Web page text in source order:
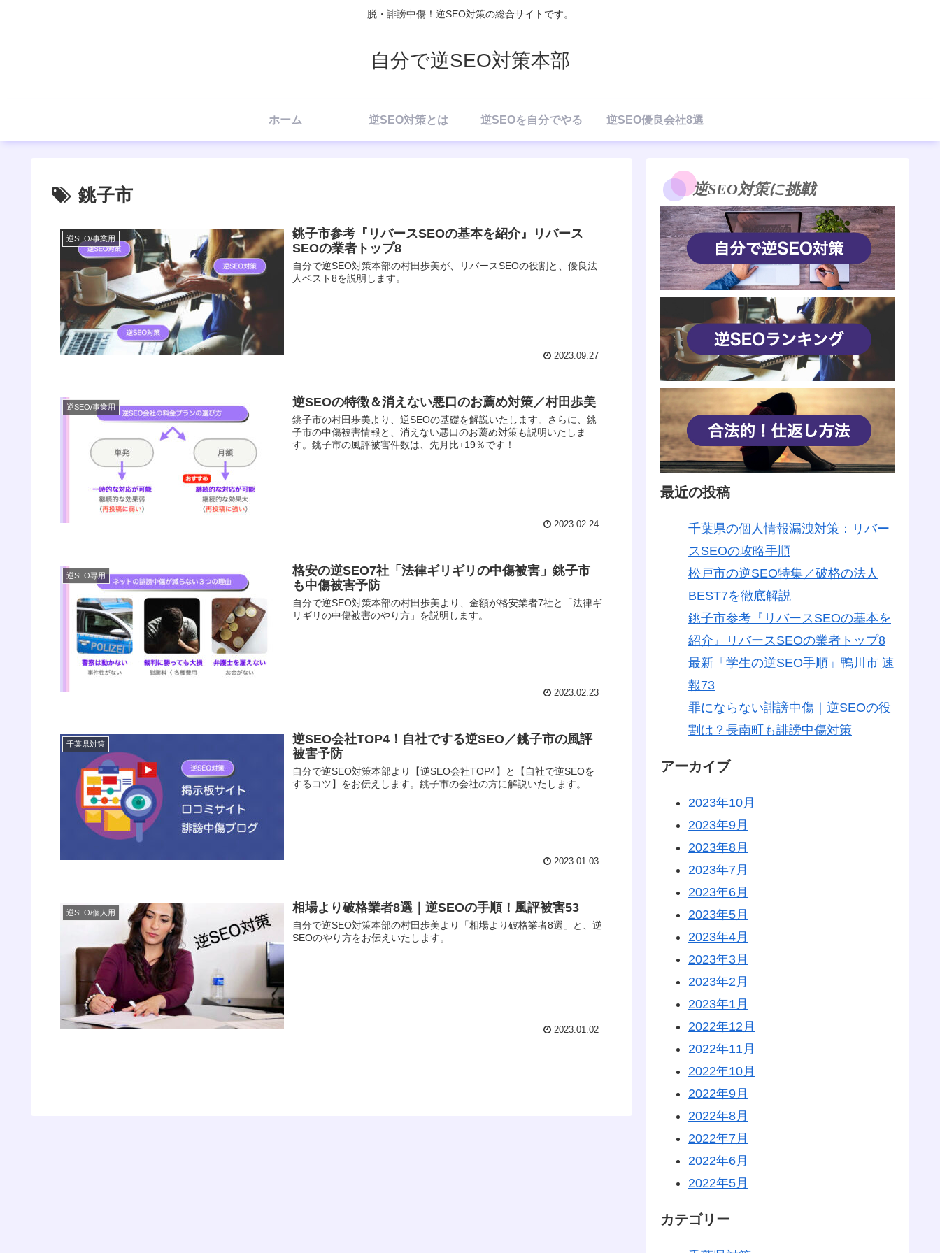
脱・誹謗中傷！逆SEO対策の総合サイトです。
自分で逆SEO対策本部
ホーム 逆SEO対策とは 逆SEOを自分でやる 逆SEO優良会社8選
銚子市
逆SEO/事業用
銚子市参考『リバースSEOの基本を紹介』リバース
SEOの業者トップ8
自分で逆SEO対策本部の村田歩美が、リバースSEOの役割と、優良法
人ベスト8を説明します。
2023.09.27
逆SEO/事業用 逆SEOの特徴＆消えない悪口のお薦め対策／村田歩美
銚子市の村田歩美より、逆SEOの基礎を解説いたします。さらに、銚
子市の中傷被害情報と、消えない悪口のお薦め対策も説明いたしま
す。銚子市の風評被害件数は、先月比+19％です！
2023.02.24
逆SEO専用
格安の逆SEO7社「法律ギリギリの中傷被害」銚子市
も中傷被害予防
自分で逆SEO対策本部の村田歩美より、金額が格安業者7社と「法律ギ
リギリの中傷被害のやり方」を説明します。
2023.02.23
千葉県対策
逆SEO会社TOP4！自社でする逆SEO／銚子市の風評
被害予防
自分で逆SEO対策本部より【逆SEO会社TOP4】と【自社で逆SEOを
するコツ】をお伝えします。銚子市の会社の方に解説いたします。
2023.01.03
逆SEO/個人用 相場より破格業者8選｜逆SEOの手順！風評被害53
自分で逆SEO対策本部の村田歩美より「相場より破格業者8選」と、逆
SEOのやり方をお伝えいたします。
2023.01.02
逆SEO対策に挑戦
最近の投稿
千葉県の個人情報漏洩対策：リバー
スSEOの攻略手順
松戸市の逆SEO特集／破格の法人
BEST7を徹底解説
銚子市参考『リバースSEOの基本を
紹介』リバースSEOの業者トップ8
最新「学生の逆SEO手順」鴨川市 速
報73
罪にならない誹謗中傷｜逆SEOの役
割は？長南町も誹謗中傷対策
アーカイブ
2023年10月
2023年9月
2023年8月
2023年7月
2023年6月
2023年5月
2023年4月
2023年3月
2023年2月
2023年1月
2022年12月
2022年11月
2022年10月
2022年9月
2022年8月
2022年7月
2022年6月
2022年5月
カテゴリー